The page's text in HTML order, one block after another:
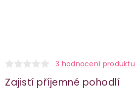
3 hodnocení produktu
Zajistí příjemné pohodlí